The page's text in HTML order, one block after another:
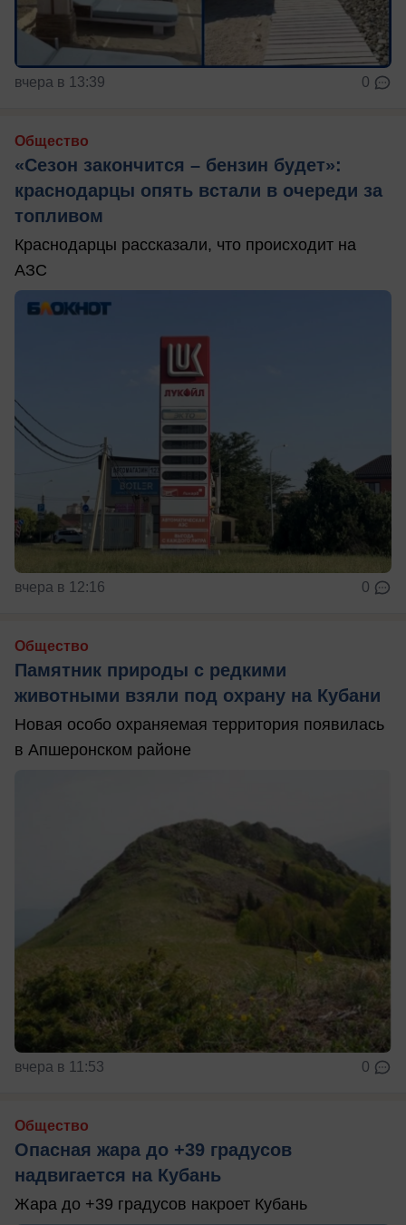
вчера в 13:39 0
Общество
«Сезон закончится – бензин будет»:
краснодарцы опять встали в очереди за
топливом
Краснодарцы рассказали, что происходит на
АЗС
вчера в 12:16 0
Общество
Памятник природы с редкими
животными взяли под охрану на Кубани
Новая особо охраняемая территория появилась
в Апшеронском районе
вчера в 11:53 0
Общество
Опасная жара до +39 градусов
надвигается на Кубань
Жара до +39 градусов накроет Кубань